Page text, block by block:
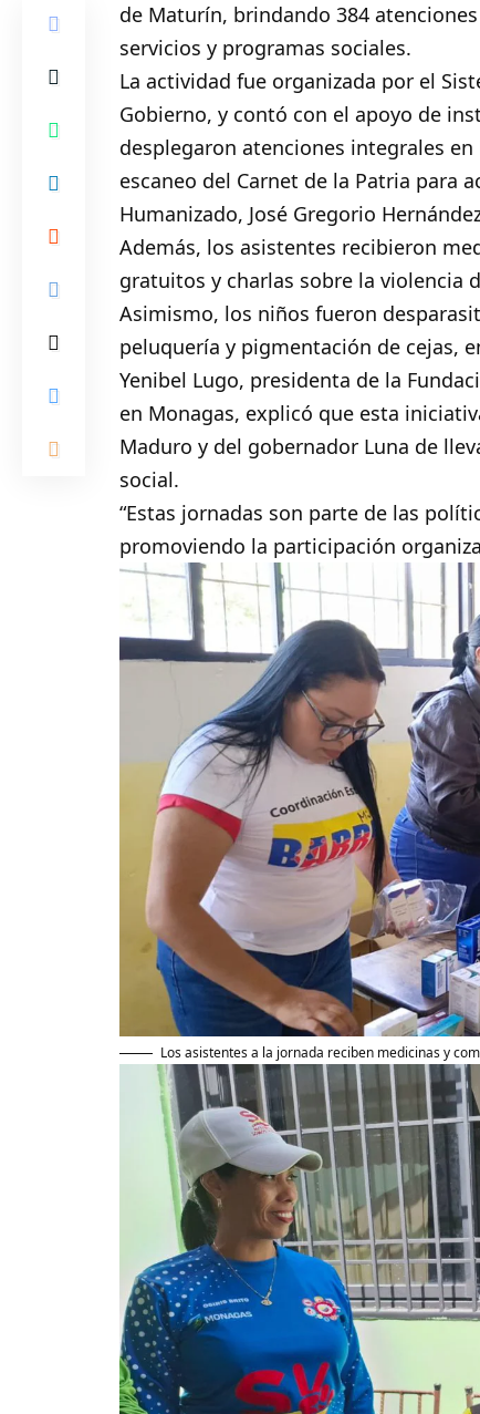
de Maturín, brindando 384
servicios y programas sociales.
La actividad fue organizada por el
Gobierno, y contó con el apoyo de
desplegaron atenciones integrales
escaneo del Carnet de la Patria para
Humanizado, José Gregorio
Además, los asistentes recibieron
gratuitos y charlas sobre la violencia
Asimismo, los niños fueron
peluquería y pigmentación de cejas,
Yenibel Lugo, presidenta de la
en Monagas, explicó que esta
Maduro y del gobernador Luna de
social.
“Estas jornadas son parte de las
promoviendo la participación
Los asistentes a la jornada reciben medicinas y